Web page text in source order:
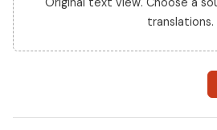
translations.